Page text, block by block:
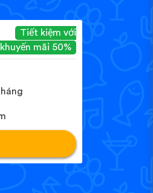
Tiết kiệm với
khuyến mãi 50%